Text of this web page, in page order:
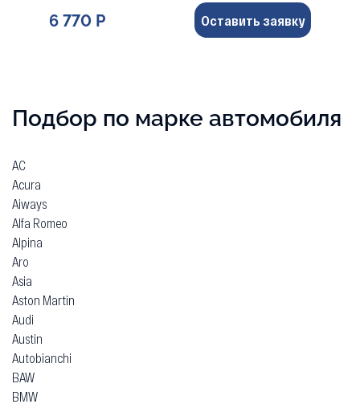
6 770 Р Оставить заявку
Подбор по марке автомобиля
AC
Acura
Aiways
Alfa Romeo
Alpina
Aro
Asia
Aston Martin
Audi
Austin
Autobianchi
BAW
BMW